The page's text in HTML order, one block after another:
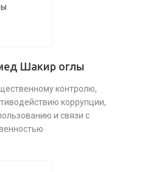
Шакир оглы
контролю,
коррупции,
и связи с